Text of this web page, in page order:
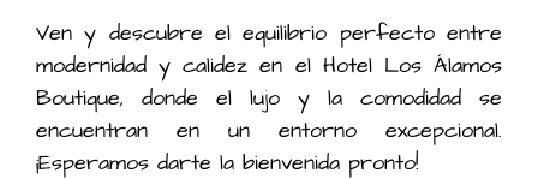
Ven y descubre el equilibrio perfecto entre
modernidad y calidez en el Hotel Los Álamos
Boutique, donde el lujo y la comodidad se
encuentran en un entorno excepcional.
¡Esperamos darte la bienvenida pronto!